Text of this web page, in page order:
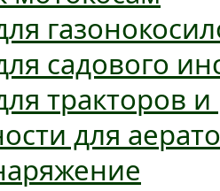
садового
тракторов
для